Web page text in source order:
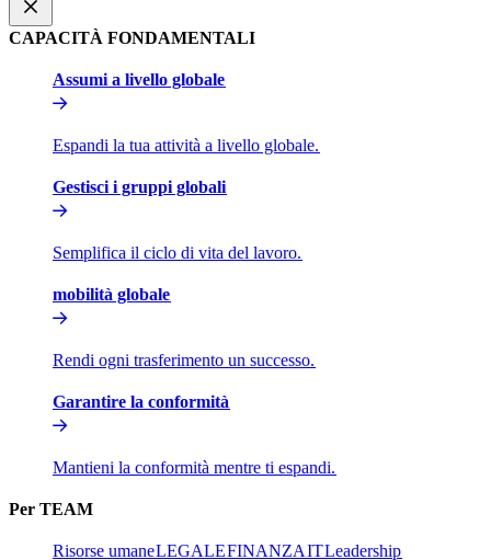
CAPACITÀ FONDAMENTALI​​
Assumi a livello globale​​
Espandi la tua attività a livello globale.​​
Gestisci i gruppi globali​​
Semplifica il ciclo di vita del lavoro.​​
mobilità globale​​
Rendi ogni trasferimento un successo.​​
Garantire la conformità​​
Mantieni la conformità mentre ti espandi.​​
Per TEAM​​
Risorse umane​​LEGALE​​FINANZA​​IT​​Leadership​​